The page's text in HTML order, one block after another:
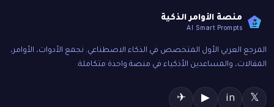
AI
SP
منصة الأوامر الذكية
AI Smart Prompts
المرجع العربي الأول المتخصص في الذكاء الاصطناعي. نجمع الأدوات، الأوامر،
المقالات، والمساعدين الأذكياء في منصة واحدة متكاملة.
𝕏
in
▶
✈